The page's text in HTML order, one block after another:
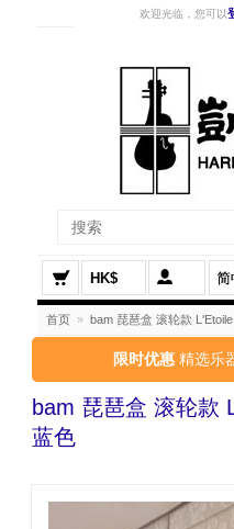
欢迎光临，您可以
HK$
首页 » bam 琵琶盒 滚轮款
限时优惠 精选乐
bam 琵琶盒 滚轮款
蓝色